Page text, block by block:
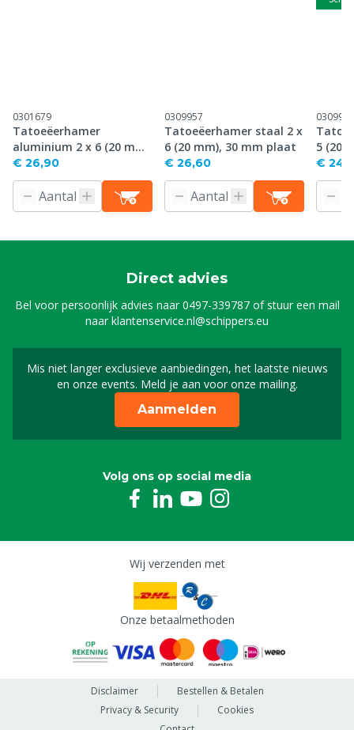
0301679
Tatoeëerhamer
aluminium 2 x 6 (20 mm),
30 mm plaat
€ 26,90
0309957
Tatoeëerhamer staal 2 x
6 (20 mm), 30 mm plaat
€ 26,60
0309958
5 (20
€
Direct advies
Bel voor persoonlijk advies naar0497-339787of stuur een mail
naarklantenservice.nl@schippers.eu
Mis niet langer exclusieve aanbiedingen, het laatste nieuws
en onze events. Meld je aan voor onze mailing.
Schrijf je in voor onze
Aanmelden
Volg ons op social media
Wij verzenden met
Onze betaalmethoden
Disclaimer
Bestellen & Betalen
Privacy & Security
Cookies